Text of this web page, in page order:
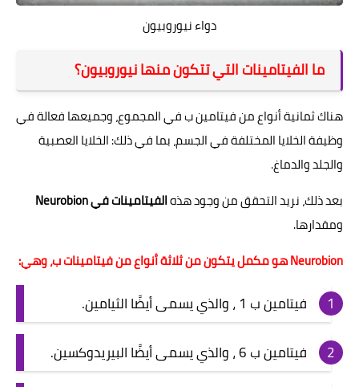
دواء نيوروبيون
ما الفيتامينات التي تتكون منها نيوروبيون؟
هناك ثمانية أنواع من فيتامين ب في المجموع، وجميعها فعالة في
وظيفة الخلايا المختلفة في الجسم، بما في ذلك: الخلايا العصبية
والجلد والدماغ.
بعد ذلك، نريد التحقق من وجود هذهالفيتامينات في Neurobion
ومقدارها.
Neurobion هو مكمل يتكون من ثلاثة أنواع من فيتامينات ب، وهي:
فيتامين ب 1 ، والذي يسمى أيضًا الثيامين.
فيتامين ب 6 ، والذي يسمى أيضًا البيريدوكسين.